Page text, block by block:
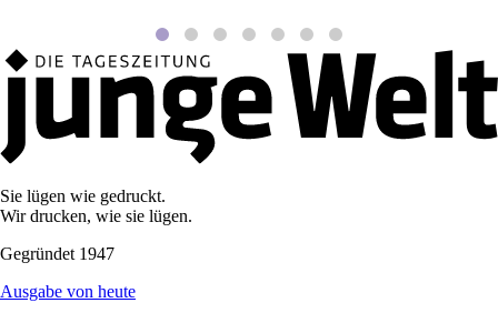
Sie lügen wie gedruckt.
Wir drucken, wie sie lügen.
Gegründet 1947
Ausgabe von heute